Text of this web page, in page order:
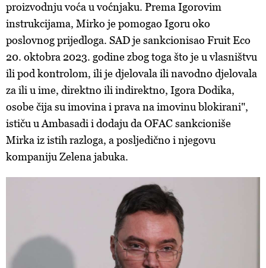
proizvodnju voća u voćnjaku. Prema Igorovim
instrukcijama, Mirko je pomogao Igoru oko
poslovnog prijedloga. SAD je sankcionisao Fruit Eco
20. oktobra 2023. godine zbog toga što je u vlasništvu
ili pod kontrolom, ili je djelovala ili navodno djelovala
za ili u ime, direktno ili indirektno, Igora Dodika,
osobe čija su imovina i prava na imovinu blokirani",
ističu u Ambasadi i dodaju da OFAC sankcioniše
Mirka iz istih razloga, a posljedično i njegovu
kompaniju Zelena jabuka.